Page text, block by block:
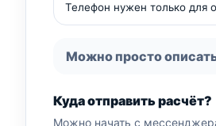
Телефон нужен только для
Можно просто
Куда отправить расчёт?
Можно начать с